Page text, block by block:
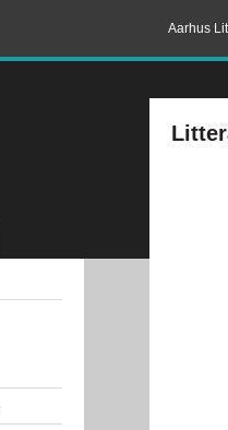
Aarhus